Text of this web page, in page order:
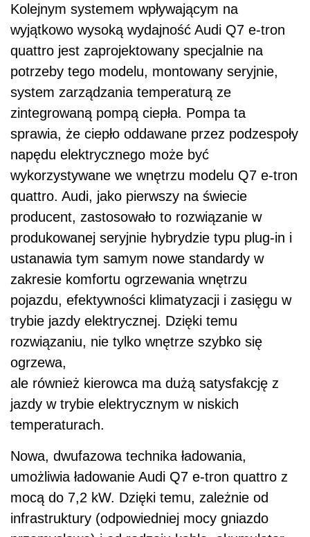
Kolejnym systemem wpływającym na
wyjątkowo wysoką wydajność Audi Q7 e-tron
quattro jest zaprojektowany specjalnie na
potrzeby tego modelu, montowany seryjnie,
system zarządzania temperaturą ze
zintegrowaną pompą ciepła. Pompa ta
sprawia, że ciepło oddawane przez podzespoły
napędu elektrycznego może być
wykorzystywane we wnętrzu modelu Q7 e-tron
quattro. Audi, jako pierwszy na świecie
producent, zastosowało to rozwiązanie w
produkowanej seryjnie hybrydzie typu plug-in i
ustanawia tym samym nowe standardy w
zakresie komfortu ogrzewania wnętrzu
pojazdu, efektywności klimatyzacji i zasięgu w
trybie jazdy elektrycznej. Dzięki temu
rozwiązaniu, nie tylko wnętrze szybko się
ogrzewa,
ale również kierowca ma dużą satysfakcję z
jazdy w trybie elektrycznym w niskich
temperaturach.
Nowa, dwufazowa technika ładowania,
umożliwia ładowanie Audi Q7 e-tron quattro z
mocą do 7,2 kW. Dzięki temu, zależnie od
infrastruktury (odpowiedniej mocy gniazdo